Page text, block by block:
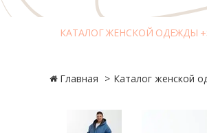
КАТАЛОГ ЖЕНСКОЙ ОДЕЖДЫ
Главная Каталог женской